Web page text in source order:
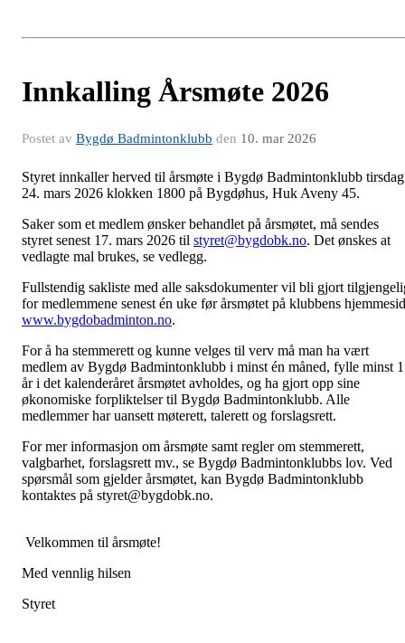
Innkalling Årsmøte 2026
Postet av Bygdø Badmintonklubb den 10. mar 2026
Styret innkaller herved til årsmøte i Bygdø Badmintonklubb tirsdag
24. mars 2026 klokken 1800 på Bygdøhus, Huk Aveny 45.
Saker som et medlem ønsker behandlet på årsmøtet, må sendes
styret senest 17. mars 2026 til styret@bygdobk.no. Det ønskes at
vedlagte mal brukes, se vedlegg.
Fullstendig sakliste med alle saksdokumenter vil bli gjort
for medlemmene senest én uke før årsmøtet på klubbens
www.bygdobadminton.no.
For å ha stemmerett og kunne velges til verv må man ha vært
medlem av Bygdø Badmintonklubb i minst én måned, fylle minst
år i det kalenderåret årsmøtet avholdes, og ha gjort opp sine
økonomiske forpliktelser til Bygdø Badmintonklubb. Alle
medlemmer har uansett møterett, talerett og forslagsrett.
For mer informasjon om årsmøte samt regler om stemmerett,
valgbarhet, forslagsrett mv., se Bygdø Badmintonklubbs lov. Ved
spørsmål som gjelder årsmøtet, kan Bygdø Badmintonklubb
kontaktes på styret@bygdobk.no.
Velkommen til årsmøte!
Med vennlig hilsen
Styret